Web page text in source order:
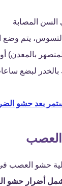
المصابة
بالمعدن)
لبضع
بعد حشو
حشو العصب
أضرار حشو